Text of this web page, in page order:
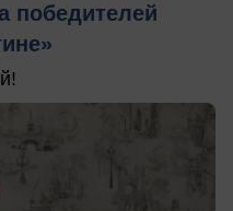
победителей